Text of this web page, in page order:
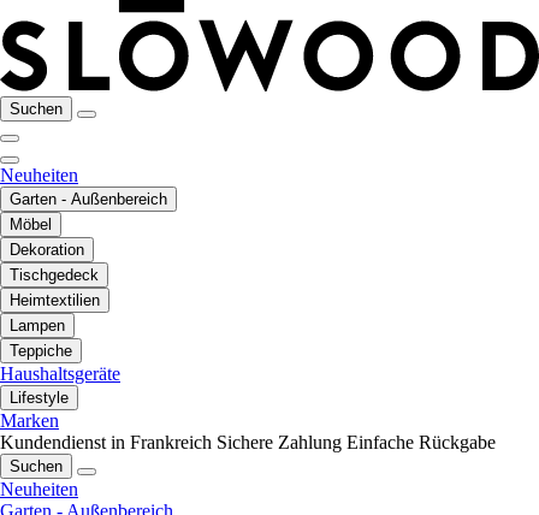
Suchen
Neuheiten
Garten - Außenbereich
Möbel
Dekoration
Tischgedeck
Heimtextilien
Lampen
Teppiche
Haushaltsgeräte
Lifestyle
Marken
Kundendienst in Frankreich Sichere Zahlung Einfache Rückgabe
Suchen
Neuheiten
Garten - Außenbereich